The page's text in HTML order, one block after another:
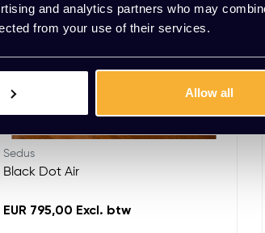
and analytics partners who may
from your use of their services.
Allow all
Sedus
Black Dot Air
EUR 795,00 Excl. btw